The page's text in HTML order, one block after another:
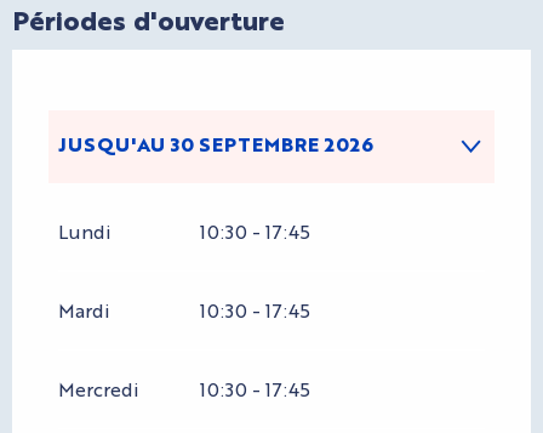
Périodes d'ouverture
DU1 JANVIER 2026 AU31 MARS 2026
DU1 AVRIL 2026AU 31 MAI 2026
JUSQU'AU 30 SEPTEMBRE 2026
DU1 OCTOBRE 2026AU31 MARS 2027
Lundi 10:30 - 17:45
Mardi 10:30 - 17:45
Mercredi 10:30 - 17:45